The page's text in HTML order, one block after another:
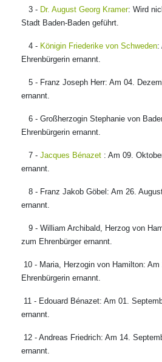
3 - Dr. August Georg Kramer: Wird
Stadt Baden-Baden geführt.
4 - Königin Friederike von Schweden:
Ehrenbürgerin ernannt.
5 - Franz Joseph Herr: Am 04.
ernannt.
6 - Großherzogin Stephanie von
Ehrenbürgerin ernannt.
7 - Jacques Bénazet : Am 09.
ernannt.
8 - Franz Jakob Göbel: Am 26.
ernannt.
9 - William Archibald, Herzog von
zum Ehrenbürger ernannt.
10 - Maria, Herzogin von Hamilton:
Ehrenbürgerin ernannt.
11 - Edouard Bénazet: Am 01.
ernannt.
12 - Andreas Friedrich: Am 14.
ernannt.